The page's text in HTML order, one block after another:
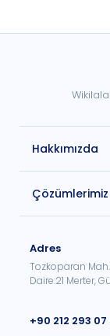
Hakkımızda
Çözümlerimiz
Adres
Tozkoparan
Daire:21 Merter,
+90 212 293 07